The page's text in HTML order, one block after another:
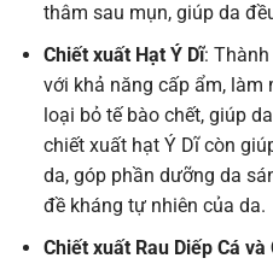
thâm sau mụn, giúp da
Chiết xuất Hạt Ý Dĩ:
với khả năng cấp ẩm, làm
loại bỏ tế bào chết, giúp
chiết xuất hạt Ý Dĩ còn
da, góp phần dưỡng da
đề kháng tự nhiên của da.
Chiết xuất Rau Diếp Cá